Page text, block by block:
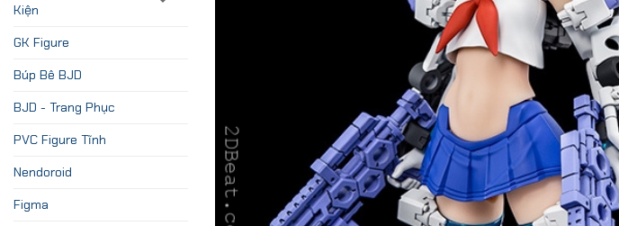
Kiện
GK Figure
Búp Bê BJD
BJD - Trang Phục
PVC Figure Tĩnh
Nendoroid
Figma